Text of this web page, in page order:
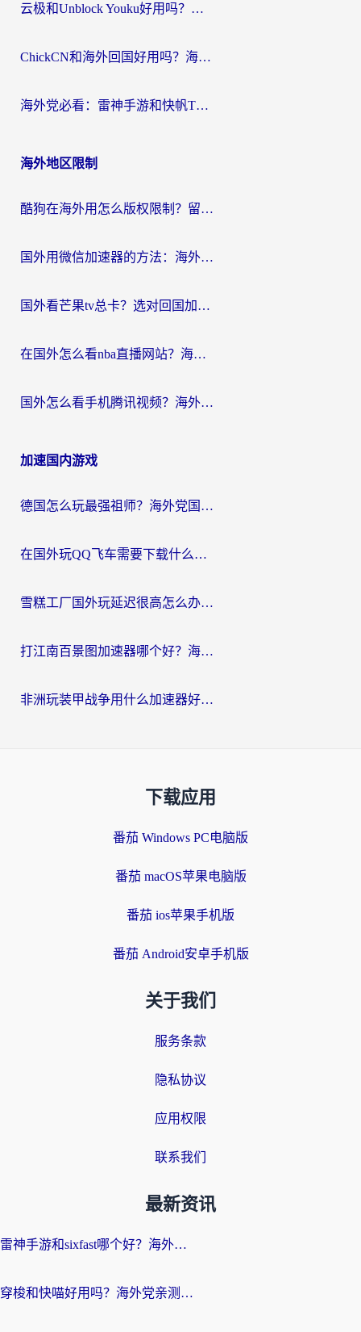
云极和Unblock Youku好用吗？海外党亲测+2026回国加速器避坑指南
ChickCN和海外回国好用吗？海外党2026亲测：从手游到影音，选对加速器的3个关键
海外党必看：雷神手游和快帆TV版好用吗？3步选对回国加速器不踩坑
海外地区限制
酷狗在海外用怎么版权限制？留学生亲测：3步解决听国内音乐难题
国外用微信加速器的方法：海外党无缝连接国内生活的实用指南
国外看芒果tv总卡？选对回国加速器，轻松追《浪姐》不费劲
在国外怎么看nba直播网站？海外党专属体育观赛指南，告别地区限制！
国外怎么看手机腾讯视频？海外党亲测有效的追剧加速器选择指南
加速国内游戏
德国怎么玩最强祖师？海外党国服游戏加速器选择全攻略（附宝可梦Online实测）
在国外玩QQ飞车需要下载什么加速器呢？海外党亲测有效的国服游戏加速指南
雪糕工厂国外玩延迟很高怎么办？海外玩家国服游戏加速终极攻略（附实测推荐）
打江南百景图加速器哪个好？海外党踩坑N次后，终于找到不卡的秘诀
非洲玩装甲战争用什么加速器好？海外党亲测有效的国服游戏加速方案
下载应用
番茄 Windows PC电脑版
番茄 macOS苹果电脑版
番茄 ios苹果手机版
番茄 Android安卓手机版
关于我们
服务条款
隐私协议
应用权限
联系我们
最新资讯
雷神手游和sixfast哪个好？海外党亲测3款回国加速器，教你选对不踩坑
穿梭和快喵好用吗？海外党亲测：小众加速器对比+番茄加速器深度体验